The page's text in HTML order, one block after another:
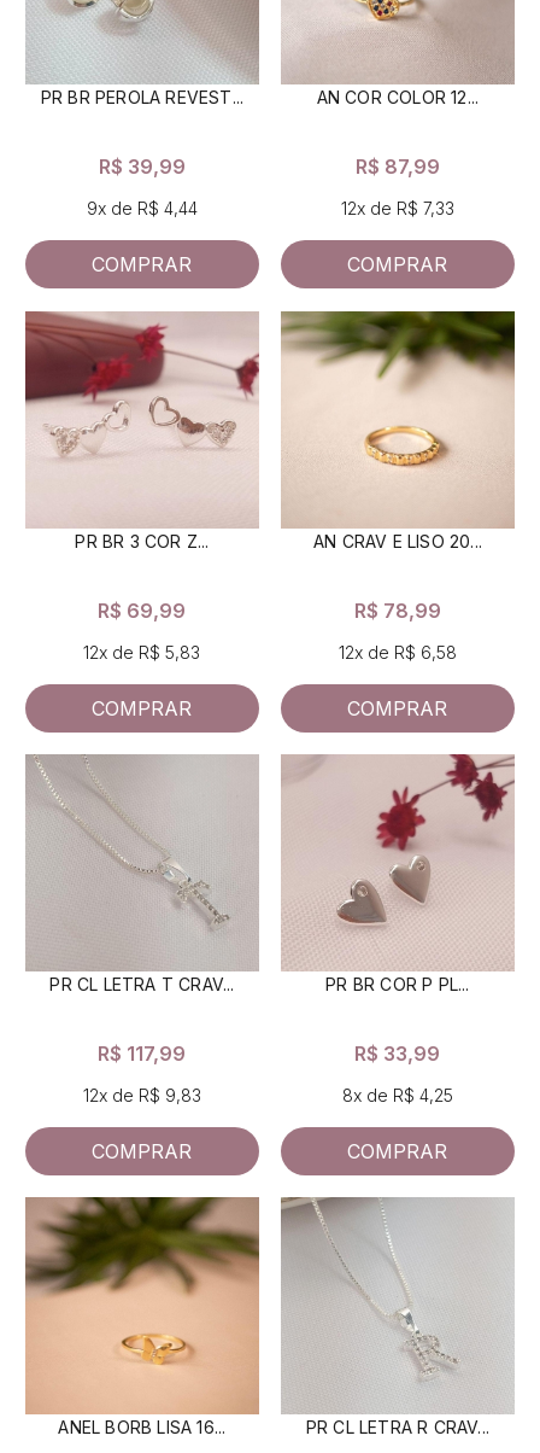
PR BR PEROLA REVEST...
R$ 39,99
9x de R$ 4,44
COMPRAR
AN COR COLOR 12...
R$ 87,99
12x de R$ 7,33
COMPRAR
PR BR 3 COR Z...
R$ 69,99
12x de R$ 5,83
COMPRAR
AN CRAV E LISO 20...
R$ 78,99
12x de R$ 6,58
COMPRAR
PR CL LETRA T CRAV...
R$ 117,99
12x de R$ 9,83
COMPRAR
PR BR COR P PL...
R$ 33,99
8x de R$ 4,25
COMPRAR
ANEL BORB LISA 16... PR CL LETRA R CRAV...